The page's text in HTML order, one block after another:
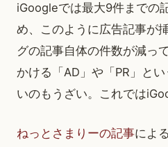
iGoogleでは最大9件までの
め、このように広告記事が
グの記事自体の件数が減っ
かける「AD」や「PR」と
いのもうざい。これでは
ねっとさまりーの記事によ